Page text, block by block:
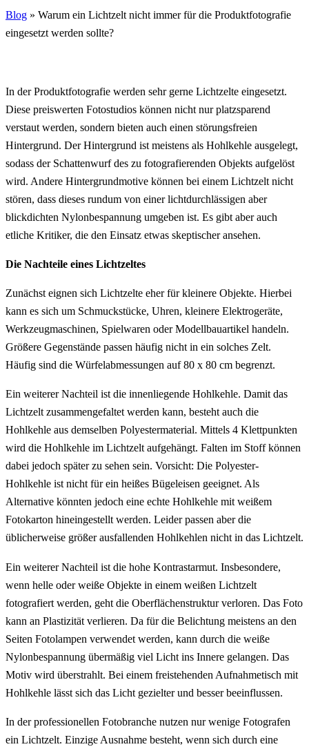
Blog » Warum ein Lichtzelt nicht immer für die Produktfotografie
eingesetzt werden sollte?
In der Produktfotografie werden sehr gerne Lichtzelte eingesetzt.
Diese preiswerten Fotostudios können nicht nur platzsparend
verstaut werden, sondern bieten auch einen störungsfreien
Hintergrund. Der Hintergrund ist meistens als Hohlkehle ausgelegt,
sodass der Schattenwurf des zu fotografierenden Objekts aufgelöst
wird. Andere Hintergrundmotive können bei einem Lichtzelt nicht
stören, dass dieses rundum von einer lichtdurchlässigen aber
blickdichten Nylonbespannung umgeben ist. Es gibt aber auch
etliche Kritiker, die den Einsatz etwas skeptischer ansehen.
Die Nachteile eines Lichtzeltes
Zunächst eignen sich Lichtzelte eher für kleinere Objekte. Hierbei
kann es sich um Schmuckstücke, Uhren, kleinere Elektrogeräte,
Werkzeugmaschinen, Spielwaren oder Modellbauartikel handeln.
Größere Gegenstände passen häufig nicht in ein solches Zelt.
Häufig sind die Würfelabmessungen auf 80 x 80 cm begrenzt.
Ein weiterer Nachteil ist die innenliegende Hohlkehle. Damit das
Lichtzelt zusammengefaltet werden kann, besteht auch die
Hohlkehle aus demselben Polyestermaterial. Mittels 4 Klettpunkten
wird die Hohlkehle im Lichtzelt aufgehängt. Falten im Stoff können
dabei jedoch später zu sehen sein. Vorsicht: Die Polyester-
Hohlkehle ist nicht für ein heißes Bügeleisen geeignet. Als
Alternative könnten jedoch eine echte Hohlkehle mit weißem
Fotokarton hineingestellt werden. Leider passen aber die
üblicherweise größer ausfallenden Hohlkehlen nicht in das Lichtzelt.
Ein weiterer Nachteil ist die hohe Kontrastarmut. Insbesondere,
wenn helle oder weiße Objekte in einem weißen Lichtzelt
fotografiert werden, geht die Oberflächenstruktur verloren. Das Foto
kann an Plastizität verlieren. Da für die Belichtung meistens an den
Seiten Fotolampen verwendet werden, kann durch die weiße
Nylonbespannung übermäßig viel Licht ins Innere gelangen. Das
Motiv wird überstrahlt. Bei einem freistehenden Aufnahmetisch mit
Hohlkehle lässt sich das Licht gezielter und besser beeinflussen.
In der professionellen Fotobranche nutzen nur wenige Fotografen
ein Lichtzelt. Einzige Ausnahme besteht, wenn sich durch eine